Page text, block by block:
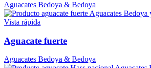
Aguacates Bedoya & Bedoya
Vista rápida
Aguacate fuerte
Aguacates Bedoya & Bedoya